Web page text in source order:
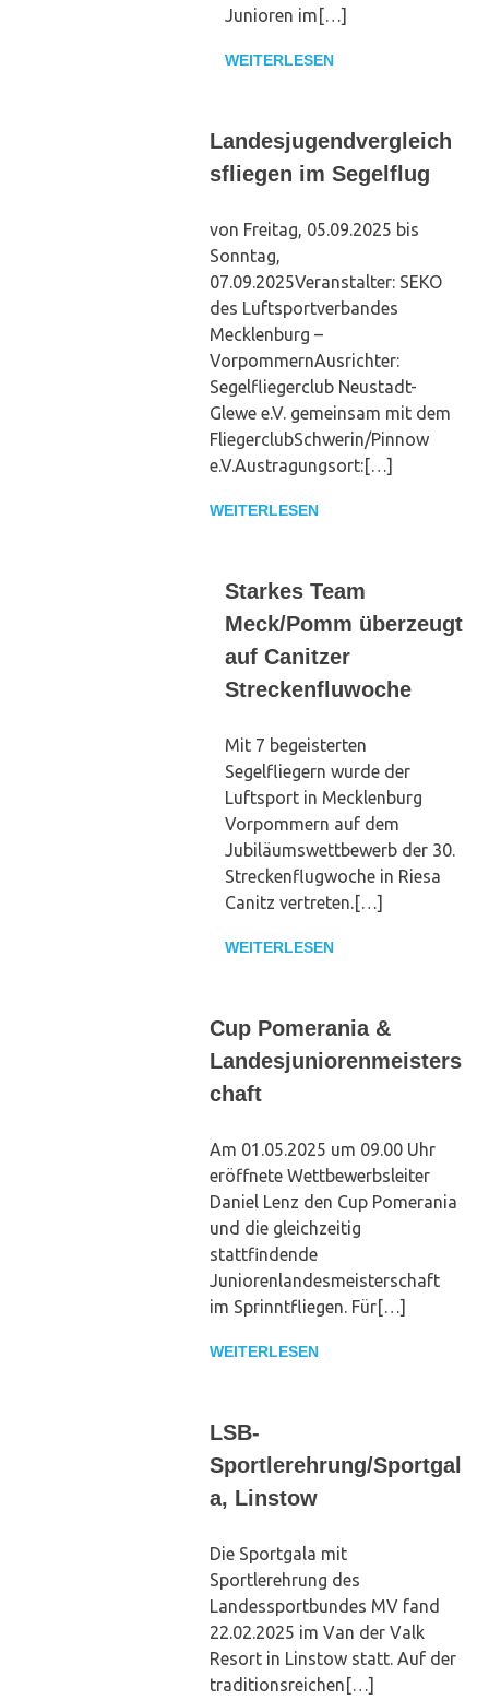
Junioren im[…]
WEITERLESEN
Landesjugendvergleich
sfliegen im Segelflug
von Freitag, 05.09.2025 bis
Sonntag,
07.09.2025Veranstalter: SEKO
des Luftsportverbandes
Mecklenburg –
VorpommernAusrichter:
Segelfliegerclub Neustadt-
Glewe e.V. gemeinsam mit dem
FliegerclubSchwerin/Pinnow
e.V.Austragungsort:[…]
WEITERLESEN
Starkes Team
Meck/Pomm überzeugt
auf Canitzer
Streckenfluwoche
Mit 7 begeisterten
Segelfliegern wurde der
Luftsport in Mecklenburg
Vorpommern auf dem
Jubiläumswettbewerb der 30.
Streckenflugwoche in Riesa
Canitz vertreten.[…]
WEITERLESEN
Cup Pomerania &
Landesjuniorenmeisters
chaft
Am 01.05.2025 um 09.00 Uhr
eröffnete Wettbewerbsleiter
Daniel Lenz den Cup Pomerania
und die gleichzeitig
stattfindende
Juniorenlandesmeisterschaft
im Sprinntfliegen. Für[…]
WEITERLESEN
LSB-
Sportlerehrung/Sportgal
a, Linstow
Die Sportgala mit
Sportlerehrung des
Landessportbundes MV fand
22.02.2025 im Van der Valk
Resort in Linstow statt. Auf der
traditionsreichen[…]